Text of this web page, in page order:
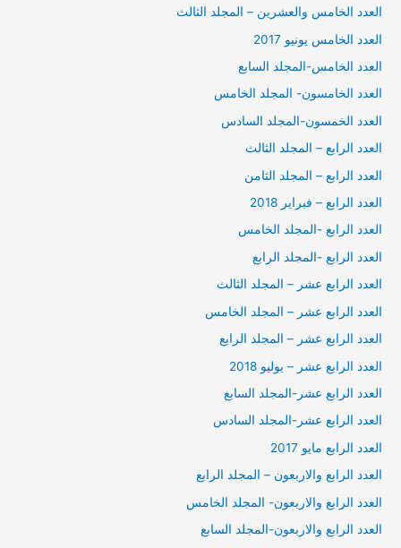
العدد الخامس والعشرين – المجلد الثالث
العدد الخامس يونيو 2017
العدد الخامس-المجلد السابع
العدد الخامسون- المجلد الخامس
العدد الخمسون-المجلد السادس
العدد الرابع – المجلد الثالث
العدد الرابع – المجلد الثامن
العدد الرابع – فبراير 2018
العدد الرابع -المجلد الخامس
العدد الرابع -المجلد الرابع
العدد الرابع عشر – المجلد الثالث
العدد الرابع عشر – المجلد الخامس
العدد الرابع عشر – المجلد الرابع
العدد الرابع عشر – يوليو 2018
العدد الرابع عشر-المجلد السابع
العدد الرابع عشر-المجلد السادس
العدد الرابع مايو 2017
العدد الرابع والاربعون – المجلد الرابع
العدد الرابع والاربعون- المجلد الخامس
العدد الرابع والاربعون-المجلد السابع